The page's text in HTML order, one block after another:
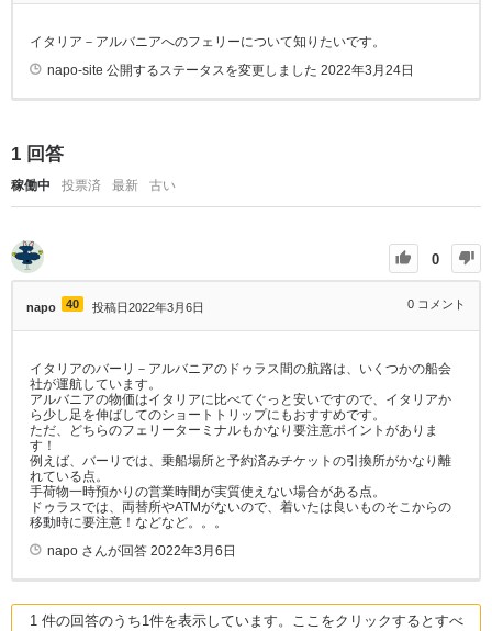
イタリア－アルバニアへのフェリーについて知りたいです。
napo-site 公開するステータスを変更しました 2022年3月24日
1 回答
稼働中 投票済 最新 古い
0
napo 40 投稿日2022年3月6日 0 コメント
イタリアのバーリ－アルバニアのドゥラス間の航路は、いくつかの船会
社が運航しています。
アルバニアの物価はイタリアに比べてぐっと安いですので、イタリアか
ら少し足を伸ばしてのショートトリップにもおすすめです。
ただ、どちらのフェリーターミナルもかなり要注意ポイントがありま
す！
例えば、バーリでは、乗船場所と予約済みチケットの引換所がかなり離
れている点。
手荷物一時預かりの営業時間が実質使えない場合がある点。
ドゥラスでは、両替所やATMがないので、着いたは良いものそこからの
移動時に要注意！などなど。。。
napo さんが回答 2022年3月6日
1 件の回答のうち1件を表示しています。ここをクリックするとすべ